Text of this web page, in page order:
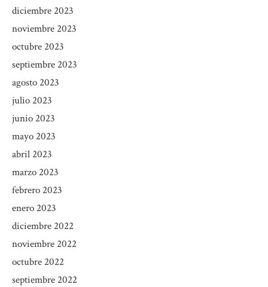
diciembre 2023
noviembre 2023
octubre 2023
septiembre 2023
agosto 2023
julio 2023
junio 2023
mayo 2023
abril 2023
marzo 2023
febrero 2023
enero 2023
diciembre 2022
noviembre 2022
octubre 2022
septiembre 2022